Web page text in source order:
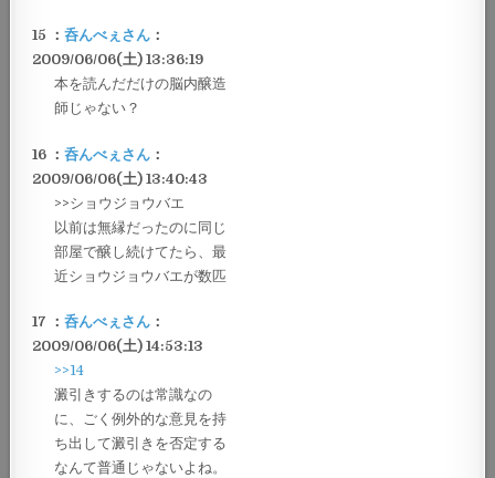
15 ：呑んべぇさん ：
2009/06/06(土) 13:36:19
本を読んだだけの脳内醸造
師じゃない？
16 ：呑んべぇさん ：
2009/06/06(土) 13:40:43
>>ショウジョウバエ
以前は無縁だったのに同じ
部屋で醸し続けてたら、最
近ショウジョウバエが数匹
17 ：呑んべぇさん ：
2009/06/06(土) 14:53:13
>>14
澱引きするのは常識なの
に、ごく例外的な意見を持
ち出して澱引きを否定する
なんて普通じゃないよね。